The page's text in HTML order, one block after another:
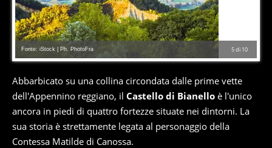
5di 10
Fonte: iStock | Ph. PhotoFra
Abbarbicato su una collina circondata dalle prime vette
dell'Appennino reggiano, il Castello di Bianello è l'unico
ancora in piedi di quattro fortezze situate nei dintorni. La
sua storia è strettamente legata al personaggio della
Contessa Matilde di Canossa.